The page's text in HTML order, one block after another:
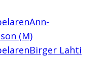
Ann-
(M)
Birger Lahti